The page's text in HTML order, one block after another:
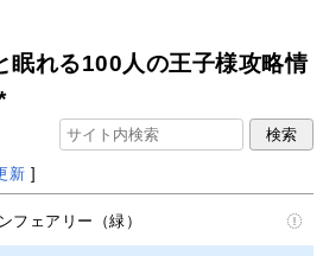
眠れる100人の王子様攻略情
新 ]
フェアリー（緑）